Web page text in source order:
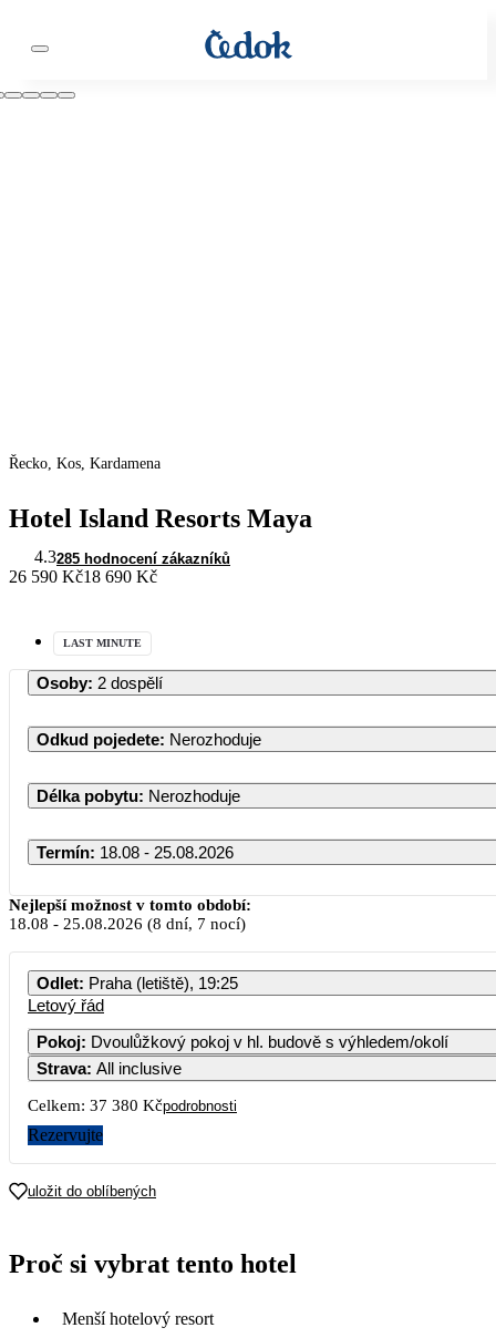
Řecko, Kos, Kardamena
Hotel Island Resorts Maya
4.3285 hodnocení zákazníků
26 590 Kč18 690 Kč
LAST MINUTE
Osoby: 2 dospělí
Odkud pojedete: Nerozhoduje
Délka pobytu: Nerozhoduje
Termín: 18.08 - 25.08.2026
Nejlepší možnost v tomto období:
18.08 - 25.08.2026 (8 dní, 7 nocí)
Odlet: Praha (letiště), 19:25
Letový řád
Pokoj: Dvoulůžkový pokoj v hl. budově s výhledem/okolí
Strava: All inclusive
Celkem: 37 380 Kčpodrobnosti
Rezervujte
uložit do oblíbených
Proč si vybrat tento hotel
Menší hotelový resort